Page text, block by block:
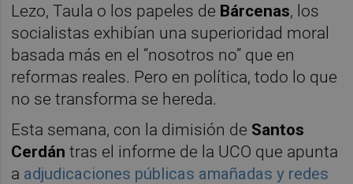
Lezo, Taula o los papeles de Bárcenas, los
socialistas exhibían una superioridad moral
basada más en el “nosotros no” que en
reformas reales. Pero en política, todo lo que
no se transforma se hereda.
Esta semana, con la dimisión de Santos
Cerdán tras el informe de la UCO que apunta
a adjudicaciones públicas amañadas y redes